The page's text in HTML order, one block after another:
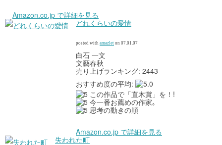
Amazon.co.jp で詳細を見る
どれくらいの愛情
posted with amazlet on 07.01.07
白石 一文
文藝春秋
売り上げランキング: 2443
おすすめ度の平均:
この作品で「直木賞」を！!
今一番お薦めの作家｡
思考の動きの順
Amazon.co.jp で詳細を見る
失われた町